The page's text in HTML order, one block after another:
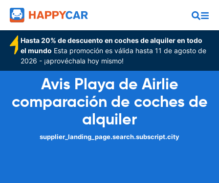
Hasta 20% de descuento en coches de alquiler en todo
el mundo Esta promoción es válida hasta 11 de agosto de
2026 - ¡aprovéchala hoy mismo!
Avis Playa de Airlie
comparación de coches de
alquiler
supplier_landing_page.search.subscript.city